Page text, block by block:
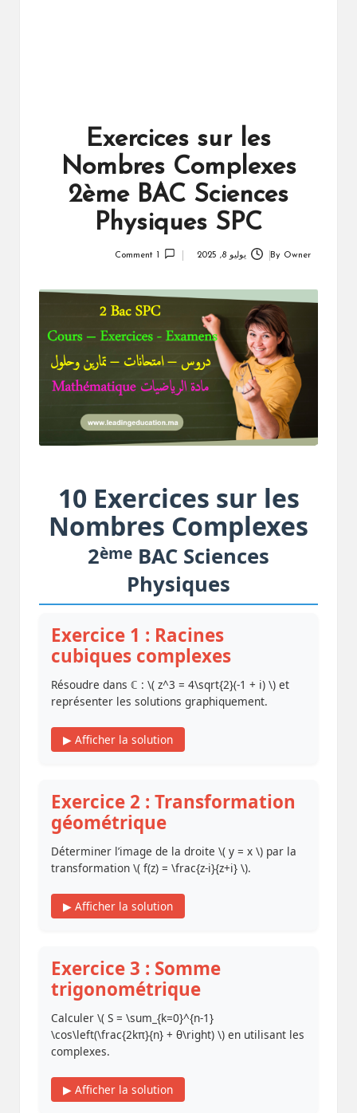
Exercices sur les
Nombres Complexes
2ème BAC Sciences
Physiques SPC
By Owner يوليو 8, 2025
10 Exercices sur les
Nombres Complexes
2ème BAC Sciences
Physiques
Exercice 1 : Racines
cubiques complexes
Résoudre dans ℂ : \( z^3 = 4\sqrt{2}(-1 + i) \) et
représenter les solutions graphiquement.
▶ Afficher la solution
Exercice 2 : Transformation
géométrique
Déterminer l’image de la droite \( y = x \) par la
transformation \( f(z) = \frac{z-i}{z+i} \).
▶ Afficher la solution
Exercice 3 : Somme
trigonométrique
Calculer \( S = \sum_{k=0}^{n-1}
\cos\left(\frac{2kπ}{n} + θ\right) \) en utilisant les
complexes.
▶ Afficher la solution